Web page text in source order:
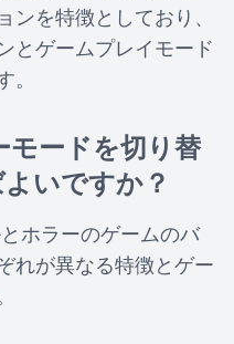
ンを特徴としており、
とゲームプレイモード
。
モードを切り替
いですか？
ホラーのゲームのバ
れが異なる特徴とゲー